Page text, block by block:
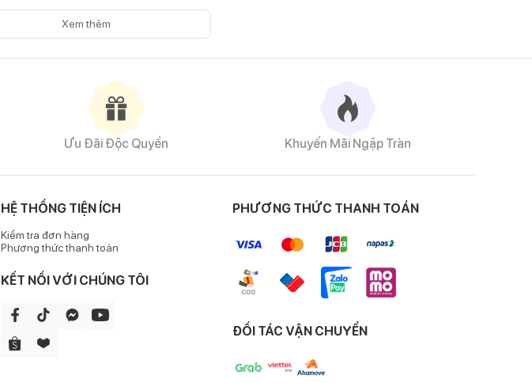
Xem thêm
Ưu Đãi Độc Quyền Khuyến Mãi Ngập Tràn
HỆ THỐNG TIỆN ÍCH
Kiểm tra đơn hàng
Phương thức thanh toán
KẾT NỐI VỚI CHÚNG TÔI
PHƯƠNG THỨC THANH TOÁN
ĐỐI TÁC VẬN CHUYỂN